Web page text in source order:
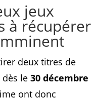
jeux
à récupérer
deux titres de
le 30 décembre
ont donc